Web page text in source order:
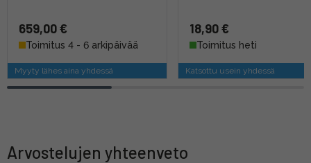
659,00 €
Toimitus 4 - 6 arkipäivää
Myyty lähes aina yhdessä
18,90 €
Toimitus heti
Katsottu usein yhdessä
Arvostelujen yhteenveto